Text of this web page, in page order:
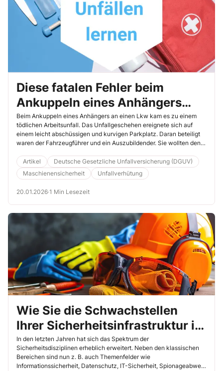
Diese fatalen Fehler beim
Ankuppeln eines Anhängers
dürfen nicht passieren!
Beim Ankuppeln eines Anhängers an einen Lkw kam es zu einem
tödlichen Arbeitsunfall. Das Unfallgeschehen ereignete sich auf
einem leicht abschüssigen und kurvigen Parkplatz. Daran beteiligt
waren der Fahrzeugführer und ein Auszubildender. Sie wollten den
abzuholen. Lesen Sie in diesem Beitrag, wie mehrere
sicherheitsrelevante Fehler in Kombination zu einem tragischen
Ereignis führten.
Artikel
Deutsche Gesetzliche Unfallversicherung (DGUV)
Maschienensicherheit
Unfallverhütung
20.01.2026·1 Min Lesezeit
Wie Sie die Schwachstellen
Ihrer Sicherheitsinfrastruktur im
Unternehmen aufspüren
In den letzten Jahren hat sich das Spektrum der
Sicherheitsdisziplinen erheblich erweitert. Neben den klassischen
Bereichen sind nun z. B. auch Themenfelder wie
Informationssicherheit, Datenschutz, IT-Sicherheit, Spionageabwehr